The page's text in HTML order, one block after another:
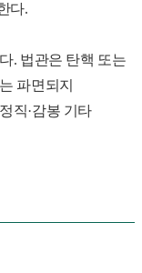
다.
. 법관은 탄핵 또는
파면되지
직·감봉 기타